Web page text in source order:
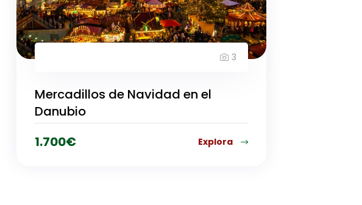
3
Mercadillos de Navidad en el
Danubio
1.700€ Explora